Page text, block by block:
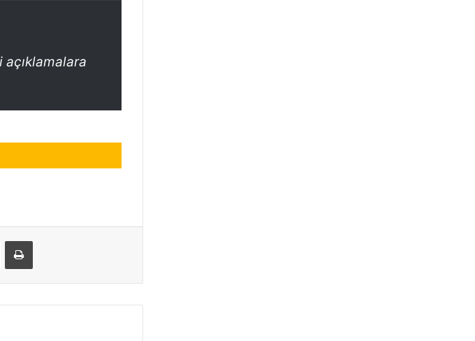
açıklamalara
Posta ile paylaş Yazdır